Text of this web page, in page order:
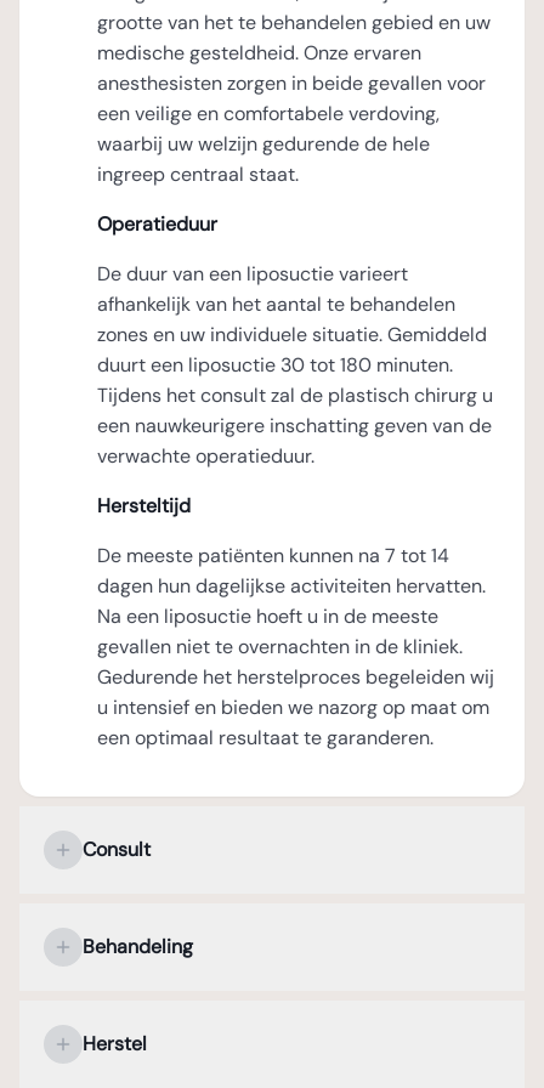
grootte van het te behandelen gebied en uw
medische gesteldheid. Onze ervaren
anesthesisten zorgen in beide gevallen voor
een veilige en comfortabele verdoving,
waarbij uw welzijn gedurende de hele
ingreep centraal staat.
Operatieduur
De duur van een liposuctie varieert
afhankelijk van het aantal te behandelen
zones en uw individuele situatie. Gemiddeld
duurt een liposuctie 30 tot 180 minuten.
Tijdens het consult zal de plastisch chirurg u
een nauwkeurigere inschatting geven van de
verwachte operatieduur.
Hersteltijd
De meeste patiënten kunnen na 7 tot 14
dagen hun dagelijkse activiteiten hervatten.
Na een liposuctie hoeft u in de meeste
gevallen niet te overnachten in de kliniek.
Gedurende het herstelproces begeleiden wij
u intensief en bieden we nazorg op maat om
een optimaal resultaat te garanderen.
Consult
plastisch chirurg
chirurg centraal. In een open en
Behandeling
Een liposuctie wordt uitgevoerd onder lokale
Herstel